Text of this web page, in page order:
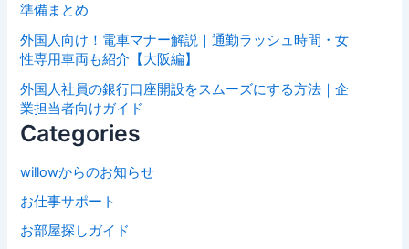
準備まとめ
外国人向け！電車マナー解説｜通勤ラッシュ時間・女
性専用車両も紹介【大阪編】
外国人社員の銀行口座開設をスムーズにする方法｜企
業担当者向けガイド
Categories
willowからのお知らせ
お仕事サポート
お部屋探しガイド